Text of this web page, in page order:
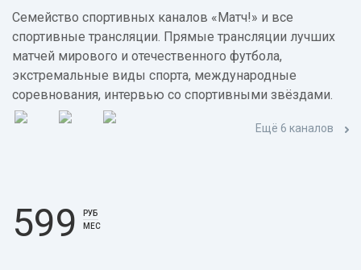
Семейство спортивных каналов «Матч!» и все
спортивные трансляции. Прямые трансляции лучших
матчей мирового и отечественного футбола,
экстремальные виды спорта, международные
соревнования, интервью со спортивными звёздами.
Ещё 6 каналов
599
РУБ
МЕС